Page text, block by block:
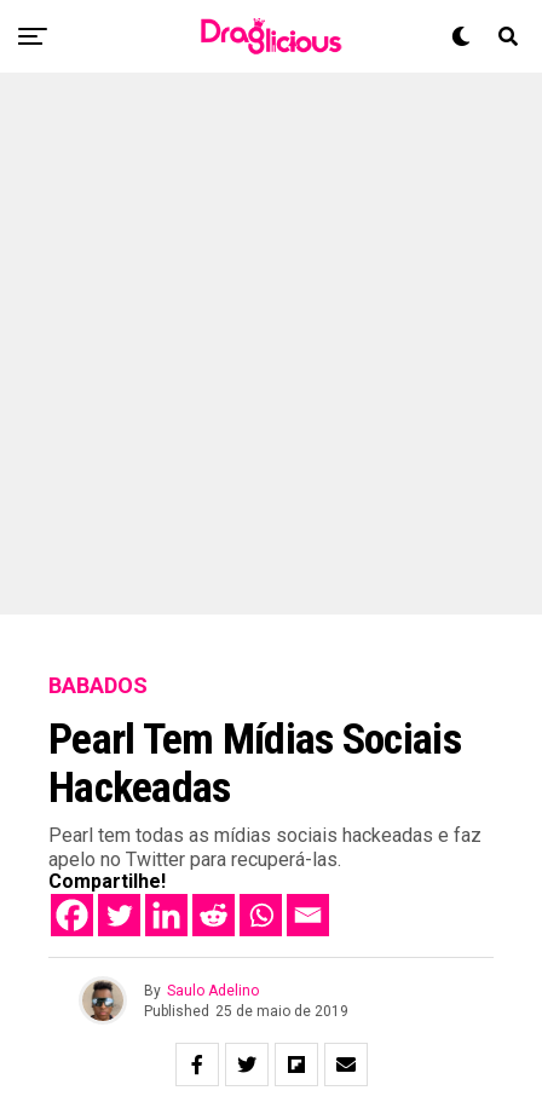
BABADOS
Pearl Tem Mídias Sociais
Hackeadas
Pearl tem todas as mídias sociais hackeadas e faz
apelo no Twitter para recuperá-las.
Compartilhe!
By Saulo Adelino
Published 25 de maio de 2019